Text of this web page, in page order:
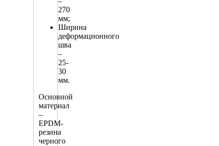
270
мм;
Ширина
деформационного
шва
–
25-
30
мм.
Основной
материал
–
EPDM-
резина
черного